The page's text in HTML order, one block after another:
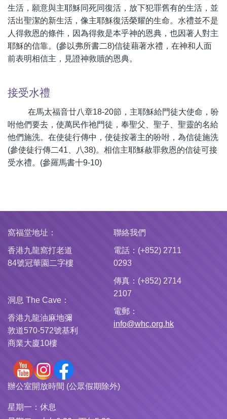
生活，願意與主耶穌同死同復活，放下犯罪舊有的生活，並
活出聖潔的新生活，像主耶穌復活榮耀的生命。水禮並不是
人得救恩的條件，因為得救是本乎神的恩典，也因著人對主
耶穌的信靠。(參以弗所書二8)信徒藉著水禮，在神和人面
前表明相信主，見證神救贖的恩典。
接受水禮
在馬太福音廿八章18-20節，主耶穌給門徒大使命，吩
咐他們要去，使萬民作祂門徒，奉聖父、聖子、聖靈的名給
他們施洗。在使徒行傳中，使徒按著主的吩咐，為信徒施洗
(參使徒行傳二41、八38)。相信主耶穌赦罪救恩的信徒可接
受水禮。(參羅馬書十9-10)
窩福堂地址：
香港九龍窩打老道
84號冠華園二字樓
洞息 The Cave：
香港九龍油麻地彌
敦道570-572號基利
商業大廈10樓
聯絡我們
電話：(+852) 2711
0293
傳真：(+852) 2714
2107
電郵：
info@whc.org.hk
辦公室開放時間 (公眾假期除外)
星期一： 休息